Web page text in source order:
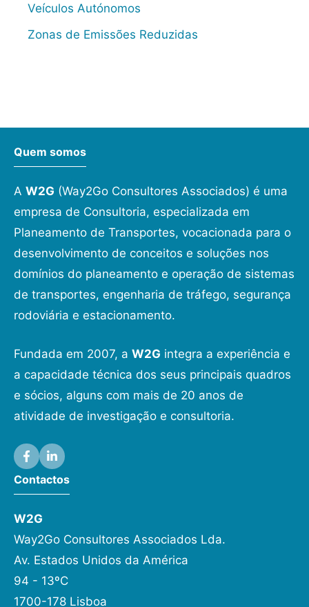
Veículos Autónomos
Zonas de Emissões Reduzidas
Quem somos
A W2G (Way2Go Consultores Associados) é uma
empresa de Consultoria, especializada em
Planeamento de Transportes, vocacionada para o
desenvolvimento de conceitos e soluções nos
domínios do planeamento e operação de sistemas
de transportes, engenharia de tráfego, segurança
rodoviária e estacionamento.
Fundada em 2007, a W2G integra a experiência e
a capacidade técnica dos seus principais quadros
e sócios, alguns com mais de 20 anos de
atividade de investigação e consultoria.
Contactos
W2G
Way2Go Consultores Associados Lda.
Av. Estados Unidos da América
94 - 13ºC
1700-178 Lisboa